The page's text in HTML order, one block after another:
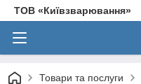
ТОВ «Київзварювання»
Товари та послуги